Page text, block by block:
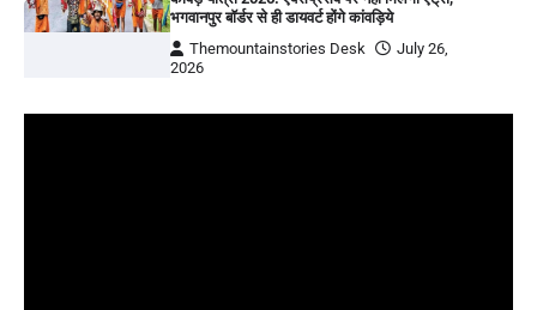
भगवानपुर बॉर्डर से ही डायवर्ट होंगे कांवड़िये
Themountainstories Desk
July 26,
2026